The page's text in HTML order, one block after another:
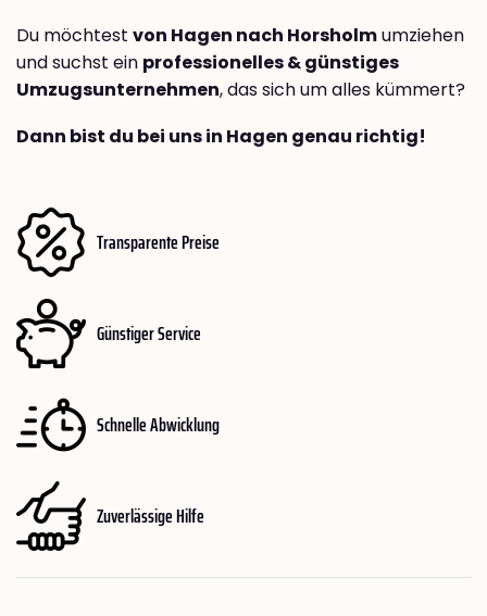
Du möchtest von Hagen nach Horsholmumziehen
und suchst ein professionelles & günstiges
Umzugsunternehmen, das sich um alles kümmert?
Dann bist du bei uns in Hagen genau richtig!
Transparente Preise
Günstiger Service
Schnelle Abwicklung
Zuverlässige Hilfe